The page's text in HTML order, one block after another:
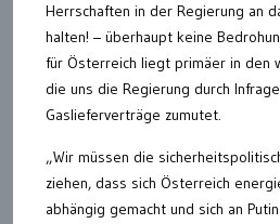
Herrschaften in der Regierung an
halten! – überhaupt keine
für Österreich liegt primäer in den
die uns die Regierung durch
Gaslieferverträge zumutet.
„Wir müssen die
ziehen, dass sich Österreich
abhängig gemacht und sich an